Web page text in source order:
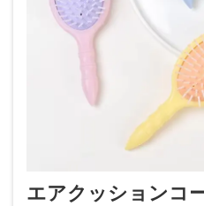
エアクッションコ